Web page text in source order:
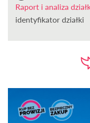
Raport i analiza
identyfikator działki